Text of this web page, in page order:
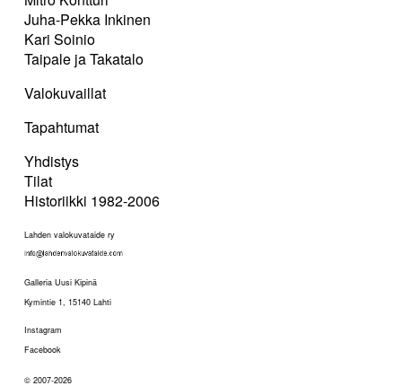
Juha-Pekka Inkinen
Kari Soinio
Taipale ja Takatalo
Valokuvaillat
Tapahtumat
Yhdistys
Tilat
Historiikki 1982-2006
Lahden valokuvataide ry
Galleria Uusi Kipinä
Kymintie 1, 15140 Lahti
Instagram
Facebook
© 2007-2026